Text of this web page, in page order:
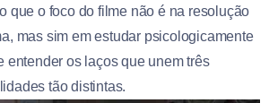
que o foco do filme não é na resolução
mas sim em estudar psicologicamente
entender os laços que unem três
tão distintas.